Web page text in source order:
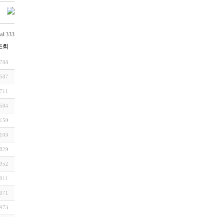
333
회